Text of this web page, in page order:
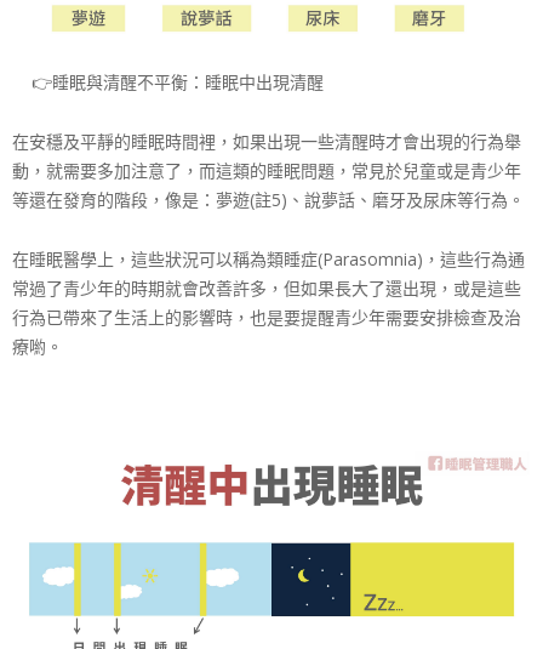
👉睡眠與清醒不平衡：睡眠中出現清醒
在安穩及平靜的睡眠時間裡，如果出現一些清醒時才會出現的行為舉
動，就需要多加注意了，而這類的睡眠問題，常見於兒童或是青少年
等還在發育的階段，像是：夢遊(註5) 、說夢話、磨牙及尿床等行為。
在睡眠醫學上，這些狀況可以稱為類睡症(Parasomnia)，這些行為通
常過了青少年的時期就會改善許多， 但如果長大了還出現，或是這些
行為已帶來了生活上的影響時，也是要提醒青少年需要安排檢查及治
療喲。